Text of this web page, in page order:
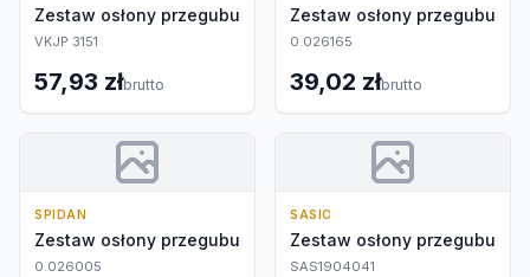
Zestaw osłony przegubu
VKJP 3151
57,93 złbrutto
Zestaw osłony przegubu
0.026165
39,02 złbrutto
SPIDAN
Zestaw osłony przegubu
0.026005
SASIC
Zestaw osłony przegubu
SAS1904041